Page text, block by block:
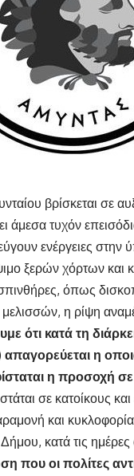
βρίσκεται σε
άμεσα τυχόν
ενέργειες
ξερών χόρτων και
όπως
η ρίψη
ότι κατά τη
η
η προσοχή
σε κατοίκους
και
κατά τις
που οι πολίτες